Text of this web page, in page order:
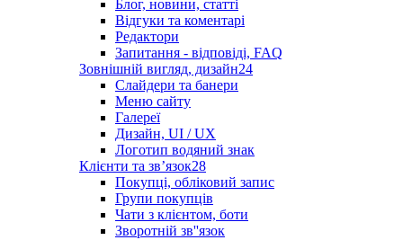
Блог, новини, статті
Відгуки та коментарі
Редактори
Запитання - відповіді, FAQ
Зовнішній вигляд, дизайн24
Слайдери та банери
Меню сайту
Галереї
Дизайн, UI / UX
Логотип водяний знак
Клієнти та звʼязок28
Покупці, обліковий запис
Групи покупців
Чати з клієнтом, боти
Зворотній зв''язок